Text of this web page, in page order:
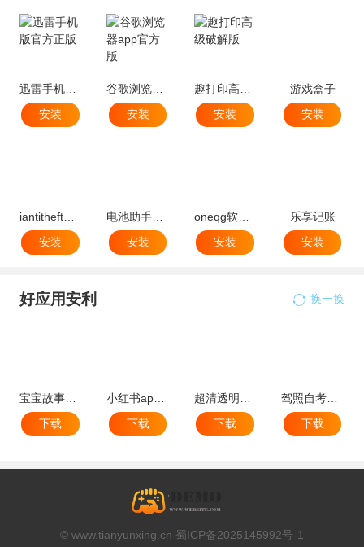
迅雷手机版官方正版
安装
安装
安装
游戏盒子
安装
iantitheft免费版
安装
电池助手软件(batteryassistant)
安装
oneqg软件官方版最新版
安装
乐享记账
安装
好应用安利 换一换
宝宝故事大全
下载
下载
下载
下载
© www.tianyunxing.cn 蜀ICP备2025145992号-1